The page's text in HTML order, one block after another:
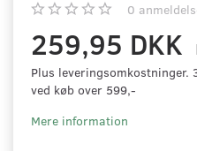
0
259,95 DKK
Plus
ved køb over 599,-
Mere information